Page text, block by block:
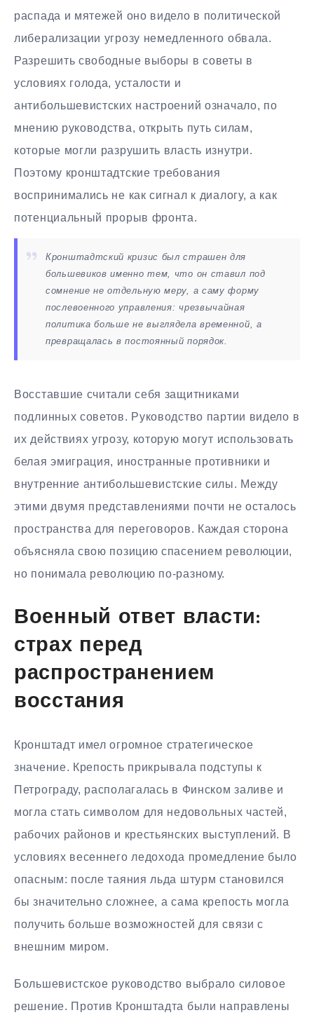
распада и мятежей оно видело в политической
либерализации угрозу немедленного обвала.
Разрешить свободные выборы в советы в
условиях голода, усталости и
антибольшевистских настроений означало, по
мнению руководства, открыть путь силам,
которые могли разрушить власть изнутри.
Поэтому кронштадтские требования
воспринимались не как сигнал к диалогу, а как
потенциальный прорыв фронта.
Кронштадтский кризис был страшен для
большевиков именно тем, что он ставил под
сомнение не отдельную меру, а саму форму
послевоенного управления: чрезвычайная
политика больше не выглядела временной, а
превращалась в постоянный порядок.
Восставшие считали себя защитниками
подлинных советов. Руководство партии видело в
их действиях угрозу, которую могут использовать
белая эмиграция, иностранные противники и
внутренние антибольшевистские силы. Между
этими двумя представлениями почти не осталось
пространства для переговоров. Каждая сторона
объясняла свою позицию спасением революции,
но понимала революцию по-разному.
Военный ответ власти:
страх перед
распространением
восстания
Кронштадт имел огромное стратегическое
значение. Крепость прикрывала подступы к
Петрограду, располагалась в Финском заливе и
могла стать символом для недовольных частей,
рабочих районов и крестьянских выступлений. В
условиях весеннего ледохода промедление было
опасным: после таяния льда штурм становился
бы значительно сложнее, а сама крепость могла
получить больше возможностей для связи с
внешним миром.
Большевистское руководство выбрало силовое
решение. Против Кронштадта были направлены